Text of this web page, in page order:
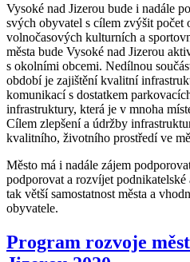
Vysoké nad Jizerou bude i nadále
svých obyvatel s cílem zvýšit
volnočasových kulturních a
města bude Vysoké nad Jizerou
s okolními obcemi. Nedílnou
období je zajištění kvalitní
komunikací s dostatkem
infrastruktury, která je v mnoha
Cílem zlepšení a údržby
kvalitního, životního prostředí ve
Město má i nadále zájem
podporovat a rozvíjet
tak větší samostatnost města a
obyvatele.
Program rozvoje